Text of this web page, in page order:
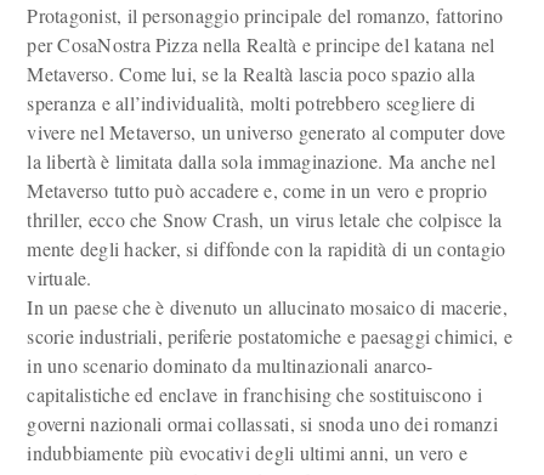
Protagonist, il personaggio principale del romanzo, fattorino
per CosaNostra Pizza nella Realtà e principe del katana nel
Metaverso. Come lui, se la Realtà lascia poco spazio alla
speranza e all’individualità, molti potrebbero scegliere di
vivere nel Metaverso, un universo generato al computer dove
la libertà è limitata dalla sola immaginazione. Ma anche nel
Metaverso tutto può accadere e, come in un vero e proprio
thriller, ecco che Snow Crash, un virus letale che colpisce la
mente degli hacker, si diffonde con la rapidità di un contagio
virtuale.
In un paese che è divenuto un allucinato mosaico di macerie,
scorie industriali, periferie postatomiche e paesaggi chimici, e
in uno scenario dominato da multinazionali anarco-
capitalistiche ed enclave in franchising che sostituiscono i
governi nazionali ormai collassati, si snoda uno dei romanzi
indubbiamente più evocativi degli ultimi anni, un vero e